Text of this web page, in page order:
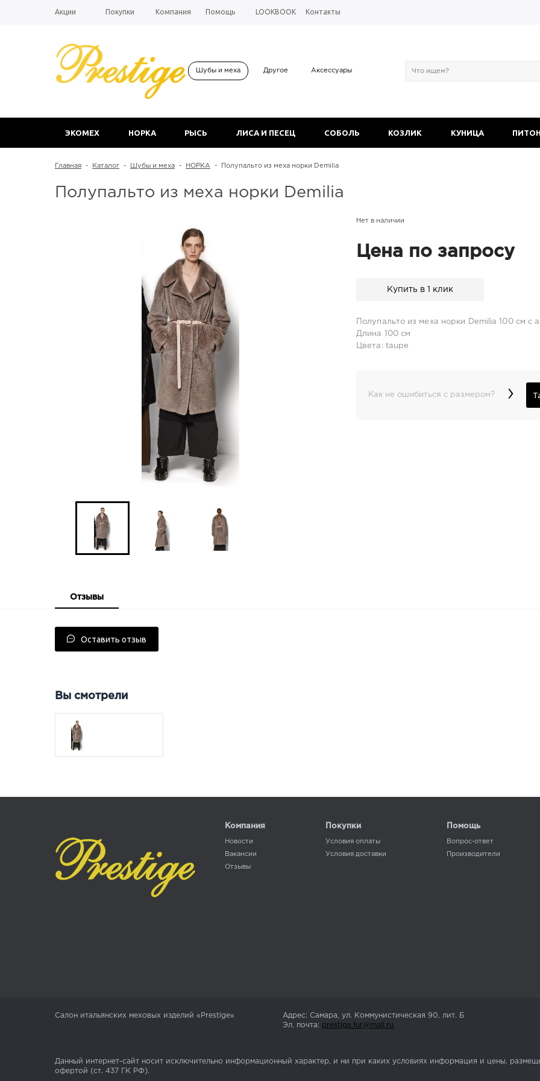
Акции Покупки Компания Помощь LOOKBOOK Контакты
Шубы и меха Другое Аксессуары
ЭКОМЕХ НОРКА РЫСЬ ЛИСА И ПЕСЕЦ СОБОЛЬ КОЗЛИК КУНИЦА ПИТОН
Главная - Каталог - Шубы и меха - НОРКА - Полупальто из меха норки Demilia
Полупальто из меха норки Demilia
Нет в наличии
Цена по запросу
Купить в 1 клик
Полупальто из меха норки Demilia 100 см с
Длина 100 см
Цвета: taupe
Как не ошибиться с размером? ›
Отзывы
Оставить отзыв
Вы смотрели
Компания
Новости
Вакансии
Отзывы
Покупки
Условия оплаты
Условия доставки
Помощь
Вопрос-ответ
Производители
Салон итальянских меховых изделий «Prestige»
Адрес: Самара, ул. Коммунистическая 90, лит. Б
Эл. почта: prestige.fur@mail.ru
Данный интернет-сайт носит исключительно информационный характер, и ни при каких условиях информация и цены,
офертой (ст. 437 ГК РФ).